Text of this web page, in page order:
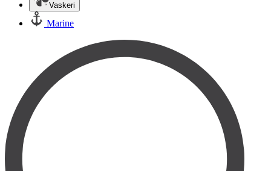
Vaskeri
Marine